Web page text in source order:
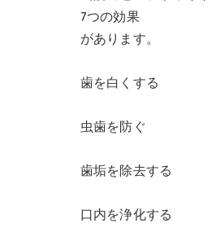
7つの効果
があります。
歯を白くする
虫歯を防ぐ
歯垢を除去する
口内を浄化する